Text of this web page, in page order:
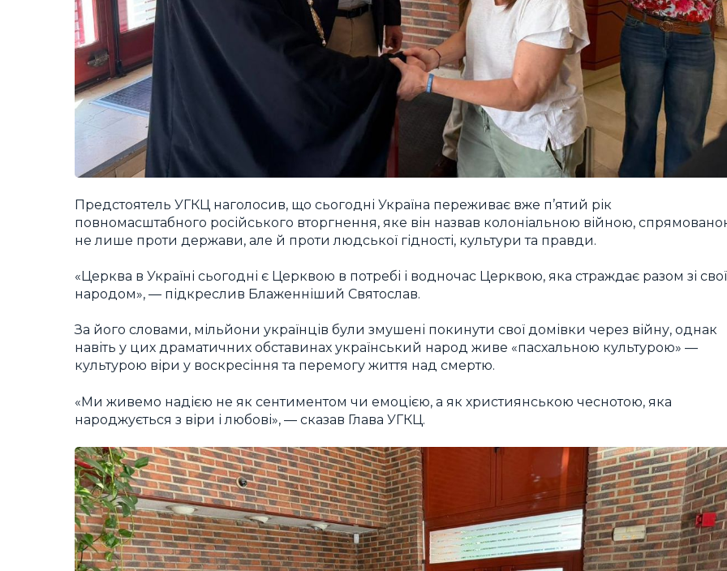
Предстоятель УГКЦ наголосив, що сьогодні Україна переживає вже п’ятий рік
повномасштабного російського вторгнення, яке він назвав колоніальною війною,
не лише проти держави, але й проти людської гідності, культури та правди.
«Церква в Україні сьогодні є Церквою в потребі і водночас Церквою, яка страждає разом зі
народом», — підкреслив Блаженніший Святослав.
За його словами, мільйони українців були змушені покинути свої домівки через війну, однак
навіть у цих драматичних обставинах український народ живе «пасхальною культурою» —
культурою віри у воскресіння та перемогу життя над смертю.
«Ми живемо надією не як сентиментом чи емоцією, а як християнською чеснотою, яка
народжується з віри і любові», — сказав Глава УГКЦ.